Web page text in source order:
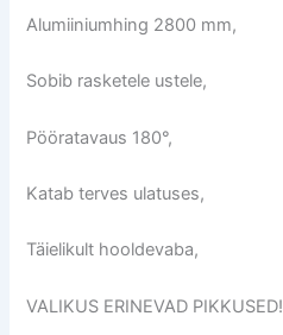
Alumiiniumhing 2800 mm,
Sobib rasketele ustele,
Pööratavaus 180°,
Katab terves ulatuses,
Täielikult hooldevaba,
VALIKUS ERINEVAD PIKKUSED!